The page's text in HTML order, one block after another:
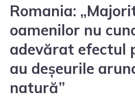
Romania:
oamenilor nu
adevărat efectul
au deșeurile
natură”